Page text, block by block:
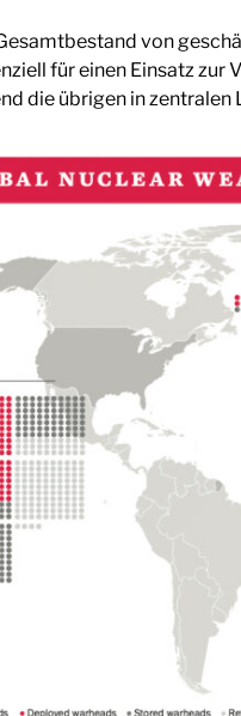
von
für einen Einsatz zur
die übrigen in